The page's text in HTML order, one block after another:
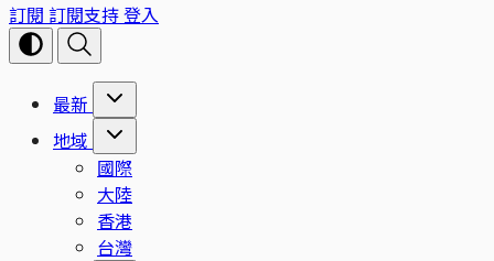
訂閱 訂閱支持登入
最新
地域
國際
大陸
香港
台灣